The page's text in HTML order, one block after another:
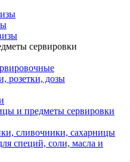
сервировки
розетки, дозы
и предметы сервировки
сливочники, сахарницы
специй, соли, масла и